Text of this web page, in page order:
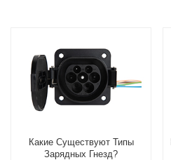
Какие Существуют Типы
Зарядных Гнезд?